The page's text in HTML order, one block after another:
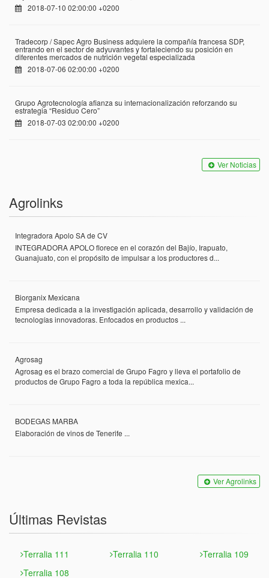
2018-07-10 02:00:00 +0200
Tradecorp / Sapec Agro Business adquiere la compañía francesa SDP,
entrando en el sector de adyuvantes y fortaleciendo su posición en
diferentes mercados de nutrición vegetal especializada
2018-07-06 02:00:00 +0200
Grupo Agrotecnología afianza su internacionalización reforzando su
estrategia “Residuo Cero”
2018-07-03 02:00:00 +0200
Ver Noticias
Agrolinks
Integradora Apolo SA de CV
INTEGRADORA APOLO florece en el corazón del Bajío, Irapuato,
Guanajuato, con el propósito de impulsar a los productores d...
Biorganix Mexicana
Empresa dedicada a la investigación aplicada, desarrollo y validación de
tecnologías innovadoras. Enfocados en productos ...
Agrosag
Agrosag es el brazo comercial de Grupo Fagro y lleva el portafolio de
productos de Grupo Fagro a toda la república mexica...
BODEGAS MARBA
Elaboración de vinos de Tenerife ...
Ver Agrolinks
Últimas Revistas
Terralia 111 Terralia 110
Terralia 109
Terralia 108